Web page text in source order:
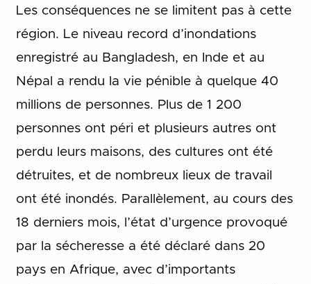
Les conséquences ne se limitent pas à cette
région. Le niveau record d’inondations
enregistré au Bangladesh, en Inde et au
Népal a rendu la vie pénible à quelque 40
millions de personnes. Plus de 1 200
personnes ont péri et plusieurs autres ont
perdu leurs maisons, des cultures ont été
détruites, et de nombreux lieux de travail
ont été inondés. Parallèlement, au cours des
18 derniers mois, l’état d’urgence provoqué
par la sécheresse a été déclaré dans 20
pays en Afrique, avec d’importants